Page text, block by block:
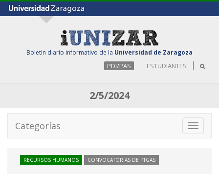
Boletín diario informativo de la Universidad de Zaragoza
PDI/PAS ESTUDIANTES
2/5/2024
Toggle
Categorías
RECURSOS HUMANOS CONVOCATORIAS DE PTGAS